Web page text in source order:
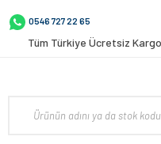
0546 727 22 65
Tüm Türkiye Ücretsiz